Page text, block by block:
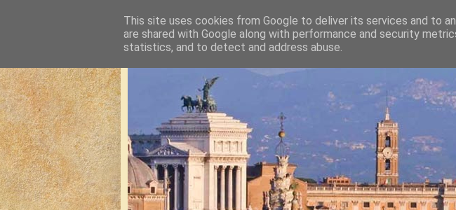
This site uses cookies from Google to deliver its services and to
are shared with Google along with performance and security
statistics, and to detect and address abuse.